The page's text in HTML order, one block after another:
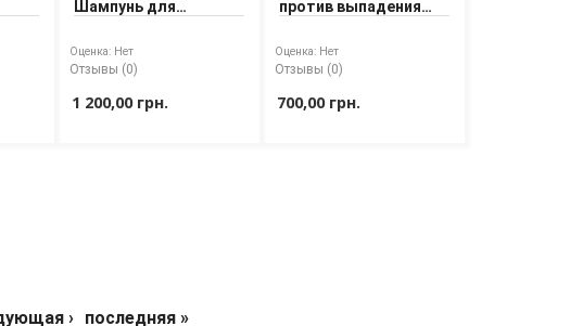
Шампунь для
Оценка: Нет
Отзывы (0)
1 200,00 грн.
против выпадения
Оценка: Нет
Отзывы (0)
700,00 грн.
› последняя »